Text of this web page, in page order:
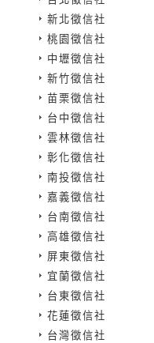
新北徵信社
桃園徵信社
中壢徵信社
新竹徵信社
苗栗徵信社
台中徵信社
雲林徵信社
彰化徵信社
南投徵信社
嘉義徵信社
台南徵信社
高雄徵信社
屏東徵信社
宜蘭徵信社
台東徵信社
花蓮徵信社
台灣徵信社